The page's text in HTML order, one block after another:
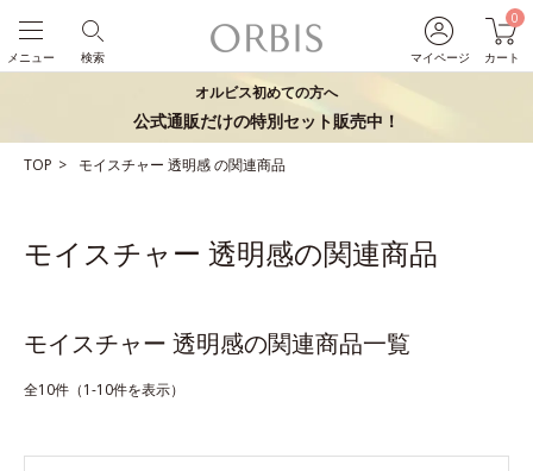
マイページ
0
カート
検索
メニュー
オルビス初めての方へ
公式通販だけの特別セット販売中！
TOP モイスチャー 透明感の関連商品
モイスチャー 透明感の関連商品
モイスチャー 透明感の関連商品一覧
全10件（1-10件を表示）